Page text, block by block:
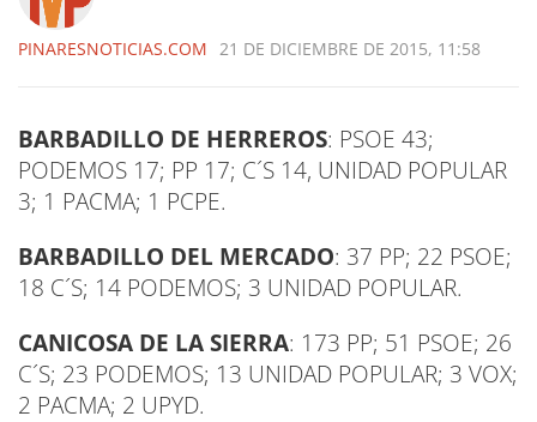
PINARESNOTICIAS.COM 21 DE DICIEMBRE DE 2015, 11:58
BARBADILLO DE HERREROS: PSOE 43;
PODEMOS 17; PP 17; C´S 14, UNIDAD POPULAR
3; 1 PACMA; 1 PCPE.
BARBADILLO DEL MERCADO: 37 PP; 22 PSOE;
18 C´S; 14 PODEMOS; 3 UNIDAD POPULAR.
CANICOSA DE LA SIERRA: 173 PP; 51 PSOE; 26
C´S; 23 PODEMOS; 13 UNIDAD POPULAR; 3 VOX;
2 PACMA; 2 UPYD.